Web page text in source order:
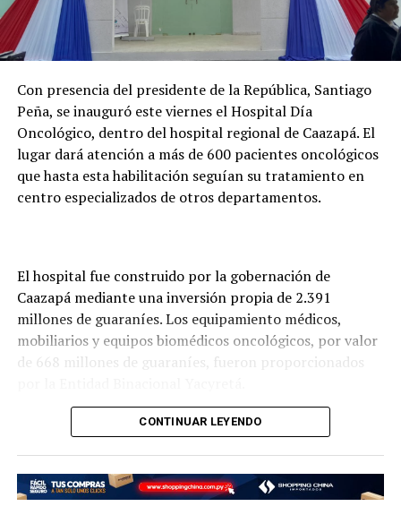
Con presencia del presidente de la República, Santiago
Peña, se inauguró este viernes el Hospital Día
Oncológico, dentro del hospital regional de Caazapá. El
lugar dará atención a más de 600 pacientes oncológicos
que hasta esta habilitación seguían su tratamiento en
centro especializados de otros departamentos.
El hospital fue construido por la gobernación de
Caazapá mediante una inversión propia de 2.391
millones de guaraníes. Los equipamiento médicos,
mobiliarios y equipos biomédicos oncológicos, por valor
de 668 millones de guaraníes, fueron proporcionados
Así también, el Gobierno Nacional, a través del
Ministerio de Salud Pública, se encargó de la
que prestará servicios a los pacientes del nuevo hospital.
CONTINUAR LEYENDO